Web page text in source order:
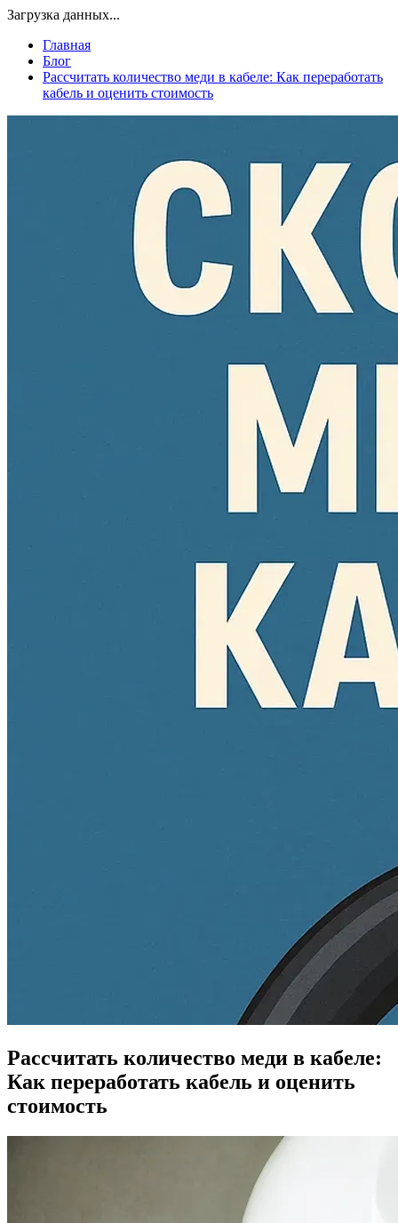
Загрузка данных...
Главная
Блог
Рассчитать количество меди в кабеле: Как переработать
кабель и оценить стоимость
Рассчитать количество меди в кабеле:
Как переработать кабель и оценить
стоимость